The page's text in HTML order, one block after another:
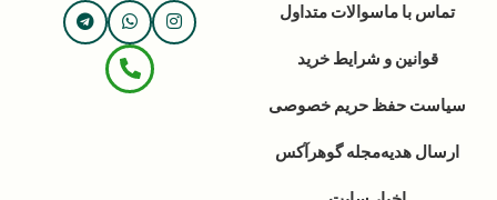
تماس با ماسوالات متداول
قوانین و شرایط خرید
سیاست حفظ حریم خصوصی
ارسال هدیهمجله گوهرآکس